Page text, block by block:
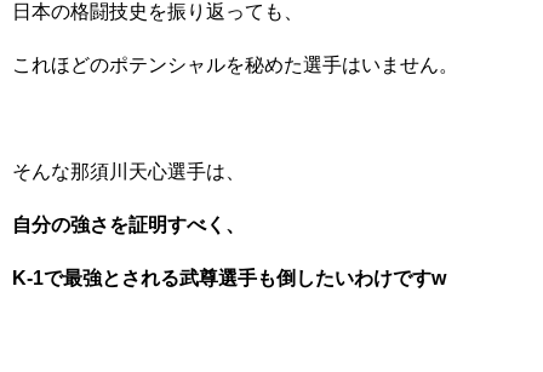
日本の格闘技史を振り返っても、
これほどのポテンシャルを秘めた選手はいません。
そんな那須川天心選手は、
自分の強さを証明すべく、
K-1で最強とされる武尊選手も倒したいわけですw